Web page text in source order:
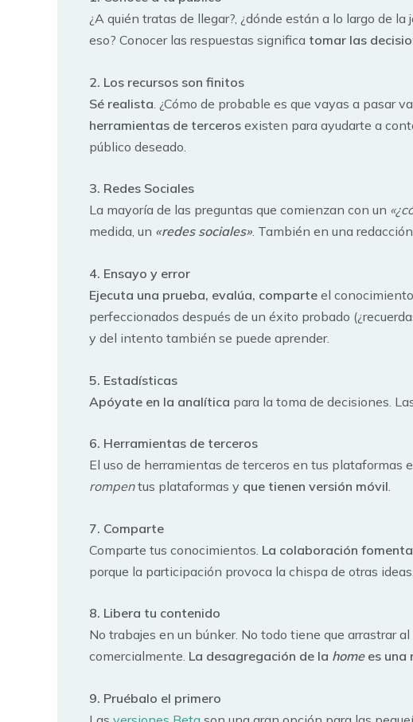
¿A quién tratas de llegar?, ¿dónde están a lo largo de
eso? Conocer las respuestas significa tomar las
2. Los recursos son finitos
Sé realista . ¿Cómo de probable es que vayas a pasar
herramientas de terceros existen para ayudarte a
público deseado.
3. Redes Sociales
La mayoría de las preguntas que comienzan con un
medida, un «redes sociales». También en una
4. Ensayo y error
Ejecuta una prueba, evalúa, comparte el
perfeccionados después de un éxito probado
y del intento también se puede aprender.
5. Estadísticas
Apóyate en la analítica para la toma de decisiones.
6. Herramientas de terceros
El uso de herramientas de terceros en tus plataformas
rompentus plataformas y que tienen versión móvil.
7. Comparte
Comparte tus conocimientos. La colaboración
porque la participación provoca la chispa de otras ideas.
8. Libera tu contenido
No trabajes en un búnker. No todo tiene que arrastrar
comercialmente. La desagregación de la homees una
9. Pruébalo el primero